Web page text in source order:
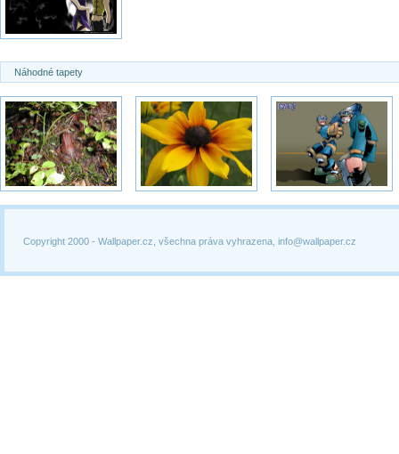
Náhodné tapety
Copyright 2000 - Wallpaper.cz, všechna práva vyhrazena, info@wallpaper.cz